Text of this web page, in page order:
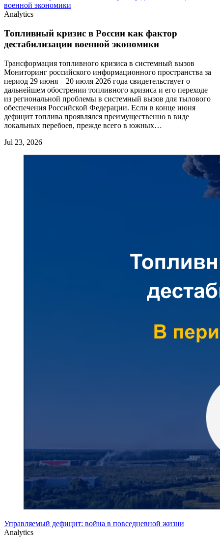
военной экономики
Analytics
Топливный кризис в России как фактор
дестабилизации военной экономики
Трансформация топливного кризиса в системный вызов
Мониторинг российского информационного пространства за
период 29 июня – 20 июля 2026 года свидетельствует о
дальнейшем обострении топливного кризиса и его переходе
из региональной проблемы в системный вызов для тылового
обеспечения Российской Федерации. Если в конце июня
дефицит топлива проявлялся преимущественно в виде
локальных перебоев, прежде всего в южных…
Jul 23, 2026
Управляемый дефицит: война в повседневной жизни
Analytics